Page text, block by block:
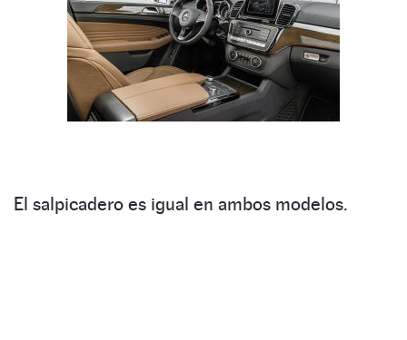
El salpicadero es igual en ambos modelos.